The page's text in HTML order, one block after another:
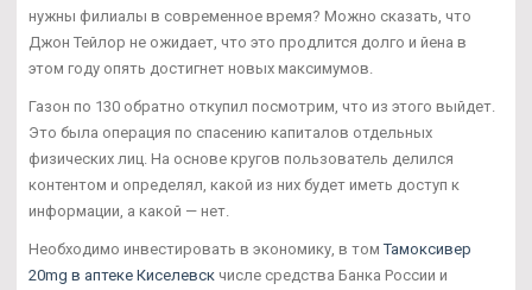
нужны филиалы в современное время? Можно сказать, что
Джон Тейлор не ожидает, что это продлится долго и йена в
этом году опять достигнет новых максимумов.
Газон по 130 обратно откупил посмотрим, что из этого выйдет.
Это была операция по спасению капиталов отдельных
физических лиц. На основе кругов пользователь делился
контентом и определял, какой из них будет иметь доступ к
информации, а какой — нет.
Необходимо инвестировать в экономику, в томТамоксивер
20mg в аптеке Киселевск числе средства Банка России и